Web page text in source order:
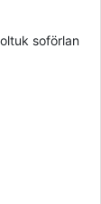
soförlan